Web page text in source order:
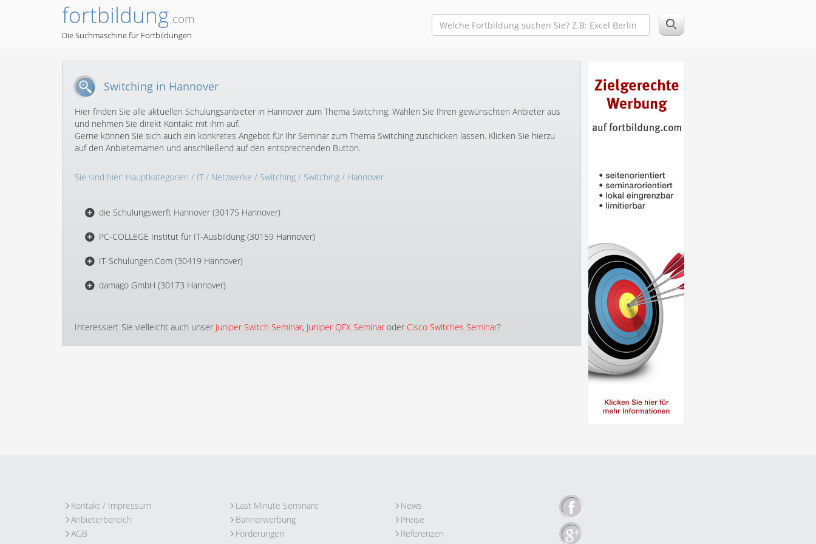
fortbildung.com
Die Suchmaschine für Fortbildungen
Switching in Hannover
Hier finden Sie alle aktuellen Schulungsanbieter in Hannover zum Thema Switching. Wählen Sie Ihren gewünschten Anbieter aus
und nehmen Sie direkt Kontakt mit ihm auf.
Gerne können Sie sich auch ein konkretes Angebot für Ihr Seminar zum Thema Switching zuschicken lassen. Klicken Sie hierzu
auf den Anbieternamen und anschließend auf den entsprechenden Button.
Sie sind hier: Hauptkategorien / IT/ Netzwerke / Switching / Switching / Hannover
die Schulungswerft Hannover (30175 Hannover)
PC-COLLEGE Institut für IT-Ausbildung (30159 Hannover)
IT-Schulungen.Com (30419 Hannover)
damago GmbH (30173 Hannover)
Interessiert Sie vielleicht auch unser Juniper Switch Seminar, Juniper QFX Seminar oder Cisco Switches Seminar?
Kontakt / Impressum
Anbieterbereich
AGB
Last Minute Seminare
Bannerwerbung
Förderungen
News
Preise
Referenzen